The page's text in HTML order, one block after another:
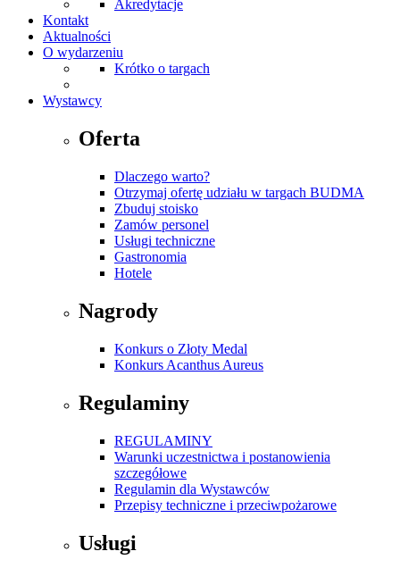
Akredytacje
Kontakt
Aktualności
O wydarzeniu
Krótko o targach
Wystawcy
Oferta
Dlaczego warto?
Otrzymaj ofertę udziału w targach BUDMA
Zbuduj stoisko
Zamów personel
Usługi techniczne
Gastronomia
Hotele
Nagrody
Konkurs o Złoty Medal
Konkurs Acanthus Aureus
Regulaminy
REGULAMINY
Warunki uczestnictwa i postanowienia
szczegółowe
Regulamin dla Wystawców
Przepisy techniczne i przeciwpożarowe
Usługi